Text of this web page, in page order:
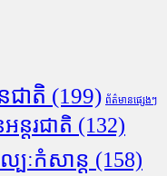
ជាតិ (199) ព័ត៌មានផ្សេងៗ
ន្តរជាតិ (132)
បៈកំសាន្ត (158)